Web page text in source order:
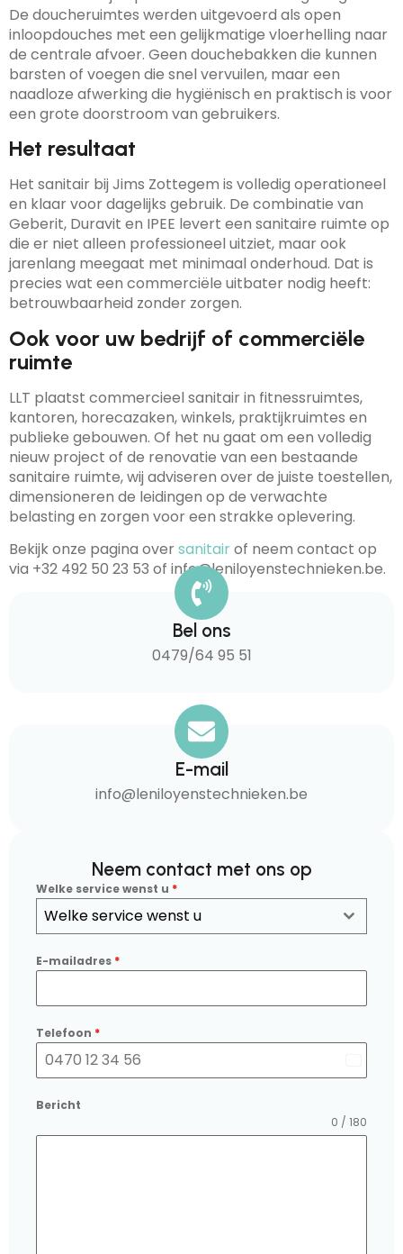
De doucheruimtes werden uitgevoerd als open
inloopdouches met een gelijkmatige vloerhelling naar
de centrale afvoer. Geen douchebakken die kunnen
barsten of voegen die snel vervuilen, maar een
naadloze afwerking die hygiënisch en praktisch is voor
een grote doorstroom van gebruikers.
Het resultaat
Het sanitair bij Jims Zottegem is volledig operationeel
en klaar voor dagelijks gebruik. De combinatie van
Geberit, Duravit en IPEE levert een sanitaire ruimte op
die er niet alleen professioneel uitziet, maar ook
jarenlang meegaat met minimaal onderhoud. Dat is
precies wat een commerciële uitbater nodig heeft:
betrouwbaarheid zonder zorgen.
Ook voor uw bedrijf of commerciële
ruimte
LLT plaatst commercieel sanitair in fitnessruimtes,
kantoren, horecazaken, winkels, praktijkruimtes en
publieke gebouwen. Of het nu gaat om een volledig
nieuw project of de renovatie van een bestaande
sanitaire ruimte, wij adviseren over de juiste toestellen,
dimensioneren de leidingen op de verwachte
belasting en zorgen voor een strakke oplevering.
Bekijk onze pagina oversanitairof neem contact op
via +32 492 50 23 53 of info@leniloyenstechnieken.be.
Bel ons
0479/64 95 51
E-mail
info@leniloyenstechnieken.be
Neem contact met ons op
Welke service wenst u *
Welke service wenst u
E-mailadres *
Telefoon *
+32
Bericht
0 / 180